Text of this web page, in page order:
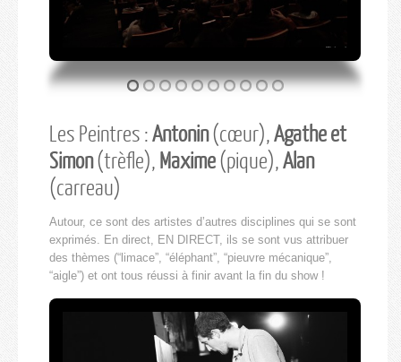
Les Peintres :Antonin(cœur), Agathe et
Simon(trèfle), Maxime(pique), Alan
(carreau)
Autour, ce sont des artistes d’autres disciplines qui se sont
exprimés. En direct, EN DIRECT, ils se sont vus attribuer
des thèmes (“limace”, “éléphant”, “pieuvre mécanique”,
“aigle”) et ont tous réussi à finir avant la fin du show !